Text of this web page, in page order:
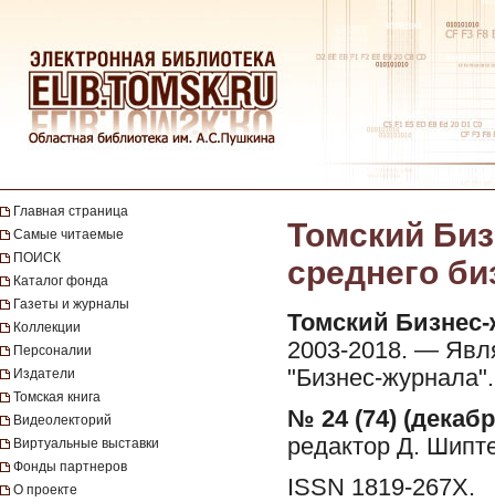
Главная страница
Самые читаемые
ПОИСК
Каталог фонда
Газеты и журналы
Коллекции
Персоналии
Издатели
Томская книга
Видеолекторий
Виртуальные выставки
Фонды партнеров
О проекте
Томский
среднего
Томский
2003-2018. —
"Бизнес-журнала".
№ 24 (74)
редактор Д.
ISSN 1819-267X.